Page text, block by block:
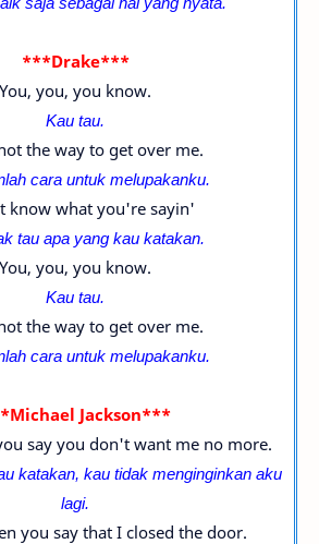
***Drake***
You, you, you know.
Kau tau.
the way to get over me.
cara untuk melupakanku.
know what you're sayin'
tau apa yang kau katakan.
You, you, you know.
Kau tau.
the way to get over me.
cara untuk melupakanku.
Jackson***
say you don't want me no more.
katakan, kau tidak menginginkan aku
lagi.
you say that I closed the door.